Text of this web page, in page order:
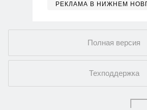
РЕКЛАМА В НИЖНЕМ
Полная версия
Техподдержка